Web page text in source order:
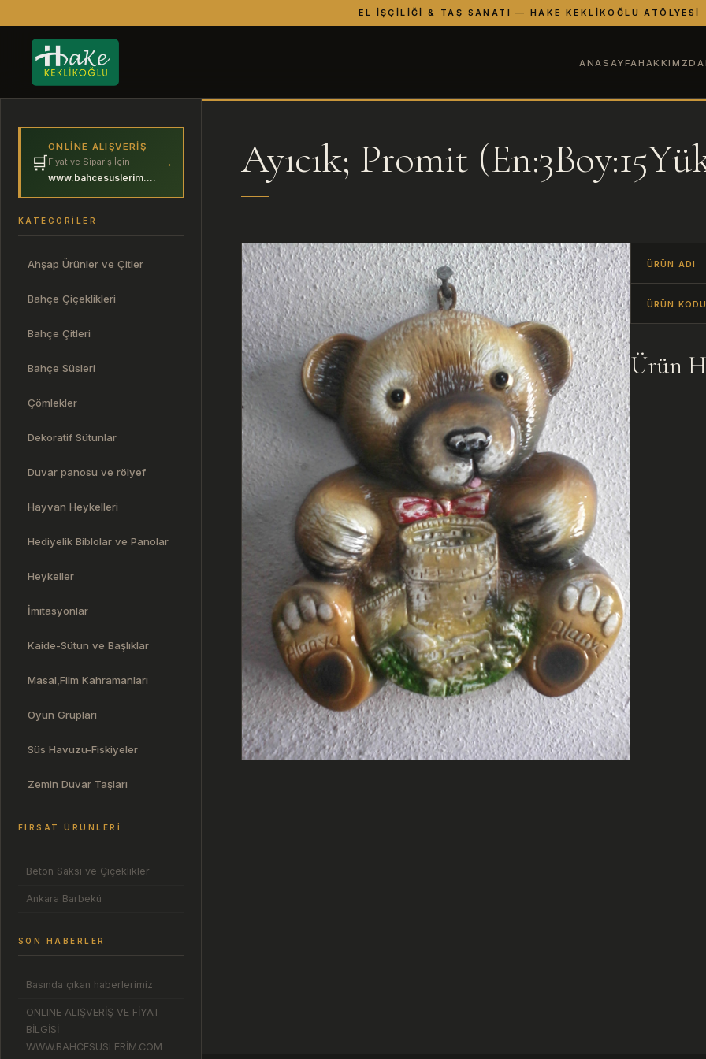
EL İŞÇILIĞI & TAŞ SANATI — HAKE KEKLIKOĞLU ATÖLYESI
ANASAYFAHAKKIMZDA
🛒
ONLINE ALIŞVERIŞ
Fiyat ve Sipariş İçin
www.bahcesuslerim.com
→
KATEGORILER
Ahşap Ürünler ve Çitler
Bahçe Çiçeklikleri
Bahçe Çitleri
Bahçe Süsleri
Çömlekler
Dekoratif Sütunlar
Duvar panosu ve rölyef
Hayvan Heykelleri
Hediyelik Biblolar ve Panolar
Heykeller
İmitasyonlar
Kaide-Sütun ve Başlıklar
Masal,Film Kahramanları
Oyun Grupları
Süs Havuzu-Fiskiyeler
Zemin Duvar Taşları
FIRSAT ÜRÜNLERI
Beton Saksı ve Çiçeklikler
Ankara Barbekü
SON HABERLER
Basında çıkan haberlerimiz
ONLINE ALIŞVERİŞ VE FİYAT
BİLGİSİ
WWW.BAHCESUSLERİM.COM
Ayıcık; Promit
ÜRÜN ADI
ÜRÜN KODU
Ürün